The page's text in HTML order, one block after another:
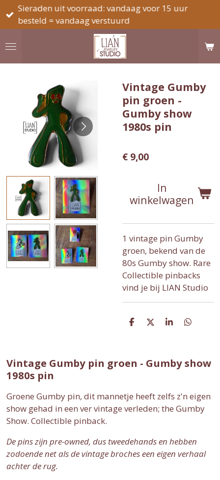
Ga
direct
de
Sieraden uit voorraad: vandaag voor 15 uur
besteld = vandaag verstuurd
Vintage Gumby
pin groen -
Gumby show
1980s pin
€ 9,00
In
winkelwagen
1 vintage pin Gumby
groen, bekend van de
80s Gumby show. Rare
Collectible pinbacks
vind je bij LIAN Studio
D
n
D
S
e
D
n
Vintage Gumby pin groen - Gumby show
1980s pin
Groene Gumby pin, dit mannetje heeft zelfs z'n eigen
show gehad in een ver vintage verleden; the Gumby
Show. Collectible pinback.
De pins zijn pre-owned, dus tweedehands en hebben
zodoende net als de vintage broches een eigen verhaal
achter de rug.